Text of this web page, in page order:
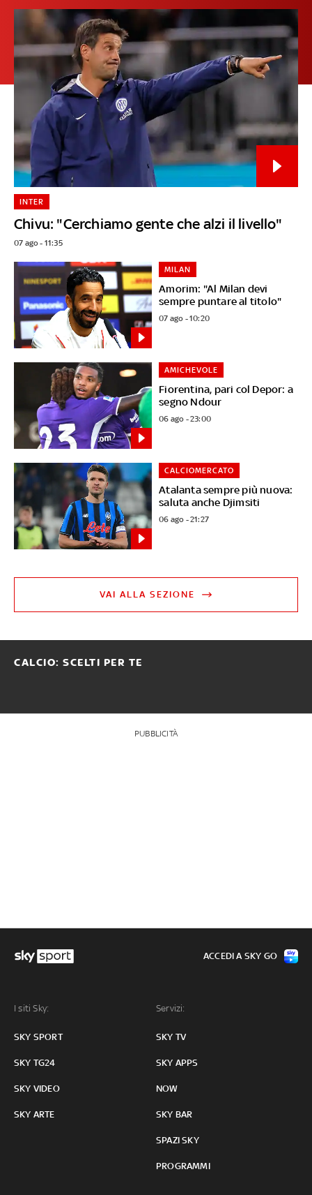
Chivu: "Cerchiamo gente che alzi il livello"
INTER
07 ago - 11:35
Amorim: "Al Milan devi
sempre puntare al titolo"
MILAN
07 ago - 10:20
Fiorentina, pari col Depor: a
segno Ndour
AMICHEVOLE
06 ago - 23:00
Atalanta sempre più nuova:
saluta anche Djimsiti
CALCIOMERCATO
06 ago - 21:27
VAI ALLA SEZIONE
CALCIO: SCELTI PER TE
PUBBLICITÀ
I siti Sky:
SKY SPORT
SKY TG24
SKY VIDEO
SKY ARTE
Servizi:
SKY TV
SKY APPS
NOW
SKY BAR
SPAZI SKY
PROGRAMMI
ACCEDI A SKY GO